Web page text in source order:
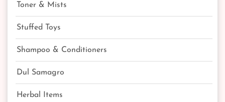
Toner & Mists
Stuffed Toys
Shampoo & Conditioners
Dul Samagro
Herbal Items